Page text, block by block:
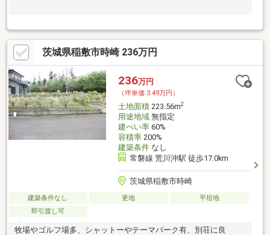
茨城県稲敷市時崎 236万円
236万円
（坪単価:3.49万円）
土地面積223.56m2
用途地域無指定
建ぺい率60%
容積率200%
建築条件なし
常磐線 荒川沖駅 徒歩17.0km
茨城県稲敷市時崎
建築条件なし 更地
平坦地
即引渡し可
牧場やゴルフ場多、シャットーやテーマパーク有、別荘に良